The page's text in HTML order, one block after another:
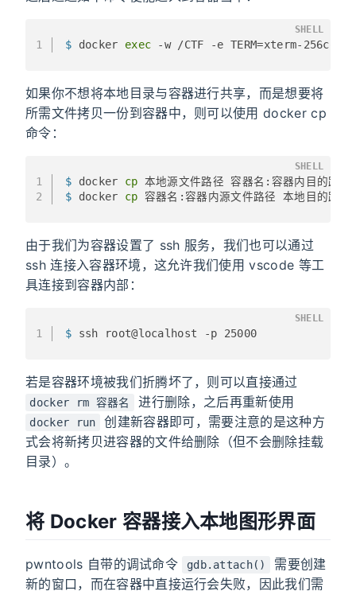
1 $ docker exec -w /CTF -e TERM=xterm-
SHELL
如果你不想将本地目录与容器进行共享，而是想要将
所需文件拷贝一份到容器中，则可以使用 docker cp
命令：
1
2
$ docker cp 本地源文件路径 容器名:容器内目的路径
$ docker cp 容器名:容器内源文件路径 本地目的路径
SHELL
由于我们为容器设置了 ssh 服务，我们也可以通过
ssh 连接入容器环境，这允许我们使用 vscode 等工
具连接到容器内部：
1 $ ssh root@localhost -p 25000
SHELL
若是容器环境被我们折腾坏了，则可以直接通过
docker rm 容器名 进行删除，之后再重新使用
docker run
创建新容器即可，需要注意的是这种方
式会将新拷贝进容器的文件给删除（但不会删除挂载
目录）。
将 Docker 容器接入本地图形界面
pwntools 自带的调试命令 gdb.attach()
需要创建
新的窗口，而在容器中直接运行会失败，因此我们需